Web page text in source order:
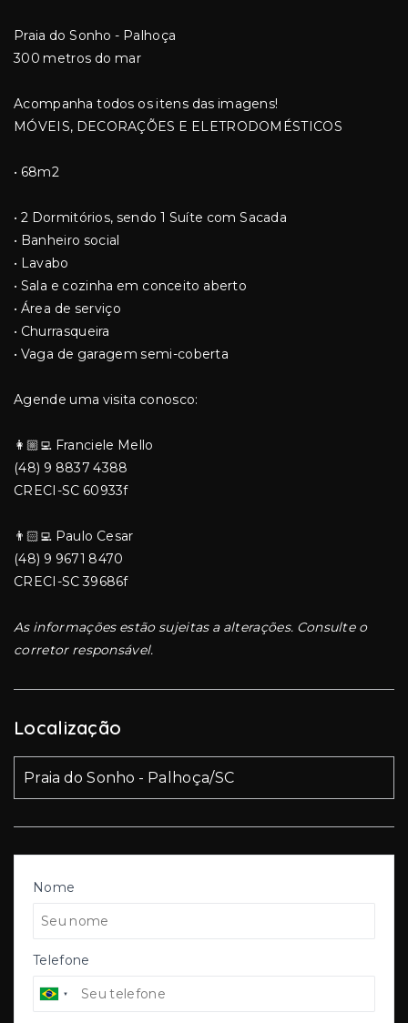
Nome
Telefone
Praia do Sonho - Palhoça
300 metros do mar
Acompanha todos os itens das imagens!
MÓVEIS, DECORAÇÕES E ELETRODOMÉSTICOS
• 68m2
• 2 Dormitórios, sendo 1 Suíte com Sacada
• Banheiro social
• Lavabo
• Sala e cozinha em conceito aberto
• Área de serviço
• Churrasqueira
• Vaga de garagem semi-coberta
Agende uma visita conosco:
👩🏼‍💻 Franciele Mello
(48) 9 8837 4388
CRECI-SC 60933f
👨🏻‍💻 Paulo Cesar
(48) 9 9671 8470
CRECI-SC 39686f
As informações estão sujeitas a alterações. Consulte o
corretor responsável.
Localização
Praia do Sonho - Palhoça/SC